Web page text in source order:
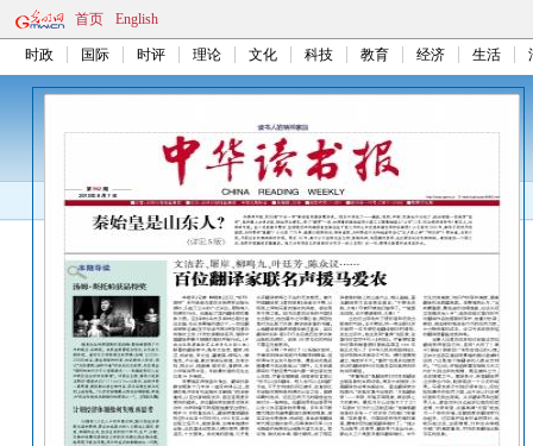
首页 English
时政 国际 时评 理论 文化 科技 教育 经济 生活